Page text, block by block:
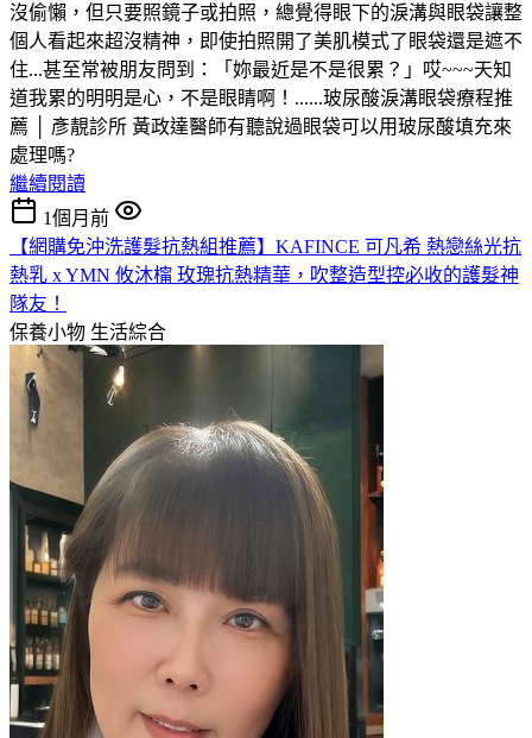
沒偷懶，但只要照鏡子或拍照，總覺得眼下的淚溝與眼袋讓整
個人看起來超沒精神，即使拍照開了美肌模式了眼袋還是遮不
住...甚至常被朋友問到：「妳最近是不是很累？」哎~~~天知
道我累的明明是心，不是眼睛啊！......玻尿酸淚溝眼袋療程推
薦 │ 彥靚診所 黃政達醫師有聽說過眼袋可以用玻尿酸填充來
處理嗎?
繼續閱讀
1個月前
【網購免沖洗護髮抗熱組推薦】KAFINCE 可凡希 熱戀絲光抗
熱乳 x YMN 攸沐橣 玫瑰抗熱精華，吹整造型控必收的護髮神
隊友！
保養小物 生活綜合